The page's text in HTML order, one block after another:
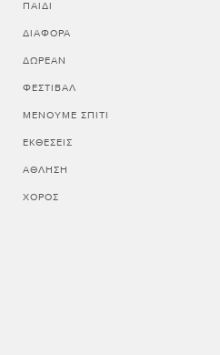
ΠΑΙΔΊ
ΔΙΆΦΟΡΑ
ΔΩΡΕΆΝ
ΦΕΣΤΙΒΆΛ
ΜΈΝΟΥΜΕ ΣΠΊΤΙ
ΕΚΘΈΣΕΙΣ
ΆΘΛΗΣΗ
ΧΟΡΌΣ